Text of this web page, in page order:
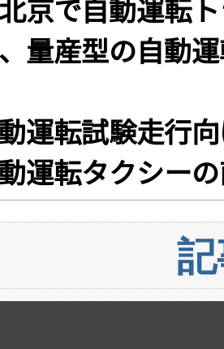
京で自動運転
量産型の自動
運転試験走行
運転タクシー